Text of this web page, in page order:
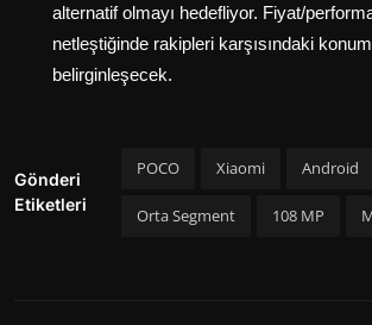
alternatif olmayı hedefliyor. Fiyat/
netleştiğinde rakipleri karşısındaki
belirginleşecek.
Gönderi
Etiketleri
POCO Xiaomi Android
Orta Segment 108 MP